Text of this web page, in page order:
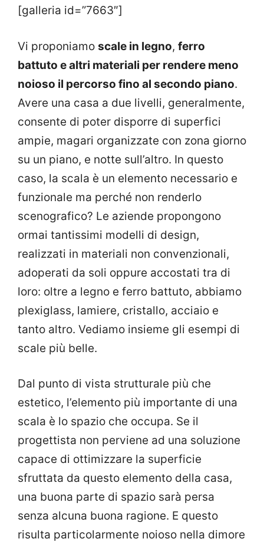
[galleria id=”7663″]
Vi proponiamo scale in legno, ferro
battuto e altri materiali per rendere meno
noioso il percorso fino al secondo piano.
Avere una casa a due livelli, generalmente,
consente di poter disporre di superfici
ampie, magari organizzate con zona giorno
su un piano, e notte sull’altro. In questo
caso, la scala è un elemento necessario e
funzionale ma perché non renderlo
scenografico? Le aziende propongono
ormai tantissimi modelli di design,
realizzati in materiali non convenzionali,
adoperati da soli oppure accostati tra di
loro: oltre a legno e ferro battuto, abbiamo
plexiglass, lamiere, cristallo, acciaio e
tanto altro. Vediamo insieme gli esempi di
scale più belle.
Dal punto di vista strutturale più che
estetico, l’elemento più importante di una
scala è lo spazio che occupa. Se il
progettista non perviene ad una soluzione
capace di ottimizzare la superficie
sfruttata da questo elemento della casa,
una buona parte di spazio sarà persa
senza alcuna buona ragione. E questo
risulta particolarmente noioso nella dimore